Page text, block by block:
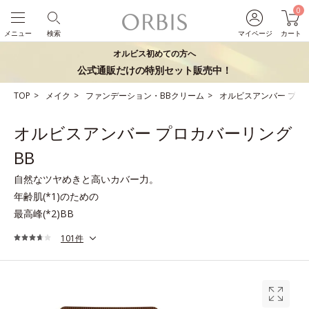
マイページ
0
カート
検索
メニュー
オルビス初めての方へ
公式通販だけの特別セット販売中！
TOP メイク ファンデーション・BBクリーム オルビスアンバー プロ
オルビスアンバー プロカバーリング
BB
自然なツヤめきと高いカバー力。
年齢肌(*1)のための
最高峰(*2)BB
101件